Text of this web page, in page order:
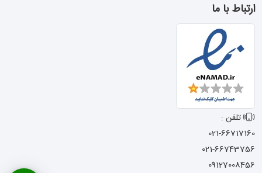
ارتباط با ما
تلفن :
021-66717160
021-66743756
09127008456